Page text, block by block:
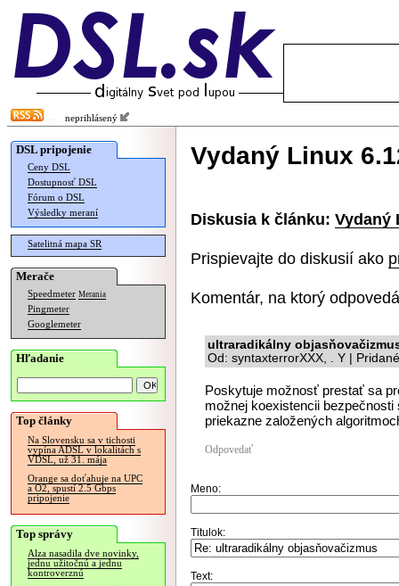
neprihlásený
DSL pripojenie
Ceny DSL
Dostupnosť DSL
Fórum o DSL
Výsledky meraní
Satelitná mapa SR
Merače
Speedmeter Merania
Pingmeter
Googlemeter
Hľadanie
Top články
Na Slovensku sa v tichosti
vypína ADSL v lokalitách s
VDSL, už 31. mája
Orange sa doťahuje na UPC
a O2, spustí 2.5 Gbps
pripojenie
Top správy
Alza nasadila dve novinky,
jednu užitočnú a jednu
kontroverznú
Vydaný Linux
Diskusia k článku: Vydaný
Prispievajte do diskusií ako
Komentár, na ktorý
ultraradikálny
Od: syntaxterrorXXX, . Y |
Poskytuje možnosť prestať sa
možnej koexistencii
priekazne založených
Odpovedať
Meno:
Titulok:
Text: